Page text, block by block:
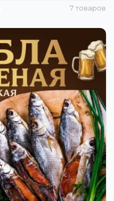
7 товаров